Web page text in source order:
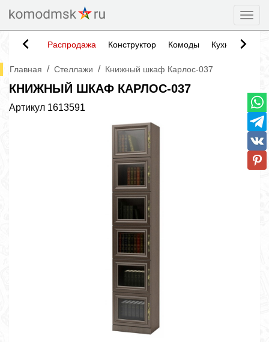
Распродажа Конструктор Комоды Кухни
Главная / Стеллажи / Книжный шкаф Карлос-037
КНИЖНЫЙ ШКАФ КАРЛОС-037
Артикул 1613591